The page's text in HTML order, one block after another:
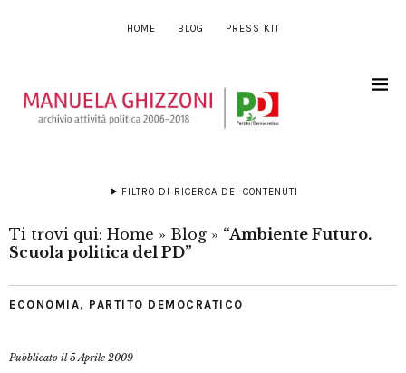
HOME BLOG PRESS KIT
FILTRO DI RICERCA DEI CONTENUTI
Ti trovi qui: Home » Blog » “Ambiente Futuro.
Scuola politica del PD”
ECONOMIA, PARTITO DEMOCRATICO
Pubblicato il5 Aprile 2009